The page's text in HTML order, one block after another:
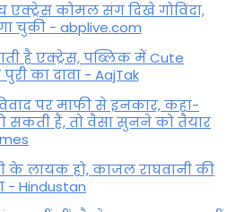
एक्ट्रेस कोमल संग दिखे गोविंदा,
चुकी - abplive.com
है एक्ट्रेस, पब्लिक में Cute
का दावा - AajTak
पर माफी से इनकार, कहा-
सकती हैं, तो वैसा सुनने को तैयार
लायक हो, काजल राघवानी की
- Hindustan